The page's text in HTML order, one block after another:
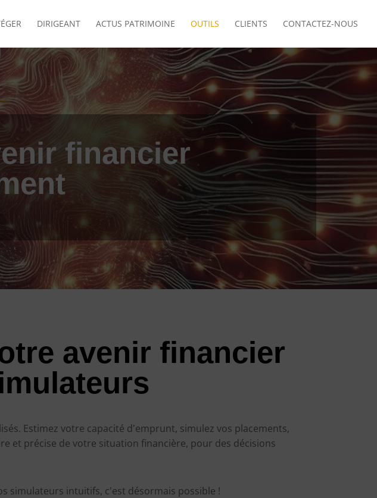
DIRIGEANT ACTUS PATRIMOINE OUTILS CLIENTS CONTACTEZ-NOUS
financier
avenir financier
Estimez votre capacité d'emprunt, simulez vos placements,
et précise de votre situation financière, pour des décisions
simulateurs intuitifs, c'est désormais possible !